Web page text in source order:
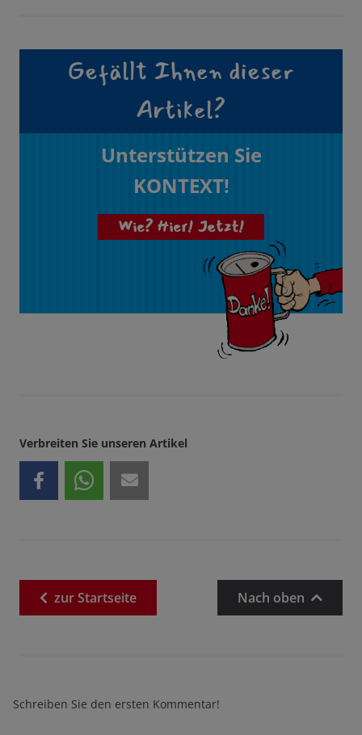
Gefällt Ihnen dieser
Artikel?
Unterstützen Sie
KONTEXT!
Wie? Hier! Jetzt!
Verbreiten Sie unseren Artikel
zurStartseite Nach oben
Schreiben Sie den ersten Kommentar!